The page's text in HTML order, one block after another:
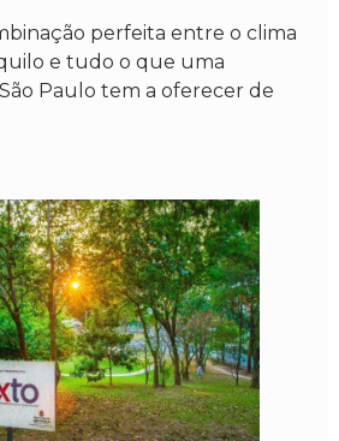
perfeita entre o clima
e tudo o que uma
Paulo tem a oferecer de